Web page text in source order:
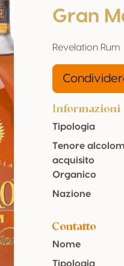
Gran
Revelation Rum
Informazioni
Tipologia
Tenore
acquisito
Organico
Nazione
Contatto
Nome
Tipologia